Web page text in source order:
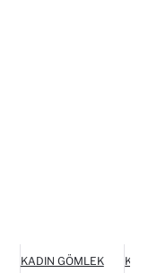
KADIN GÖMLEK